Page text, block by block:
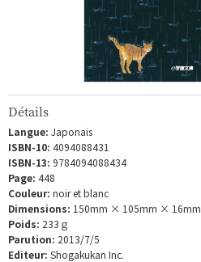
Détails
Langue: Japonais
ISBN-10: 4094088431
ISBN-13: 9784094088434
Page: 448
Couleur: noir et blanc
Dimensions: 150mm × 105mm × 16mm
Poids: 233ｇ
Parution: 2013/7/5
Editeur: Shogakukan Inc.